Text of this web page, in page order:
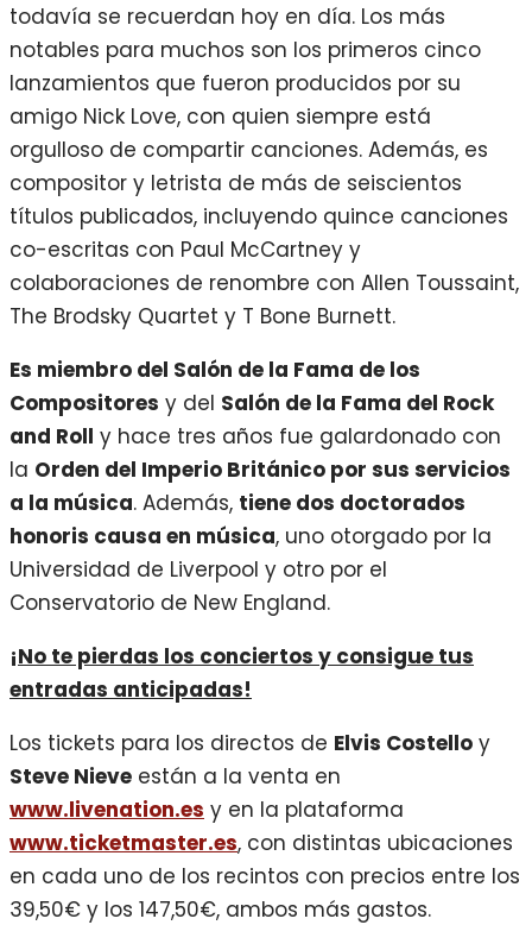
todavía se recuerdan hoy en día. Los más
notables para muchos son los primeros cinco
lanzamientos que fueron producidos por su
amigo Nick Love, con quien siempre está
orgulloso de compartir canciones. Además, es
compositor y letrista de más de seiscientos
títulos publicados, incluyendo quince canciones
co-escritas con Paul McCartney y
colaboraciones de renombre con Allen Toussaint,
The Brodsky Quartet y T Bone Burnett.
Es miembro del Salón de la Fama de los
Compositores y del Salón de la Fama del Rock
and Roll y hace tres años fue galardonado con
la Orden del Imperio Británico por sus servicios
a la música. Además, tiene dos doctorados
honoris causa en música, uno otorgado por la
Universidad de Liverpool y otro por el
Conservatorio de New England.
¡No te pierdas los conciertos y consigue tus
entradas anticipadas!
Los tickets para los directos de Elvis Costello y
Steve Nieve están a la venta en
www.livenation.es y en la plataforma
www.ticketmaster.es, con distintas ubicaciones
en cada uno de los recintos con precios entre los
39,50€ y los 147,50€, ambos más gastos.